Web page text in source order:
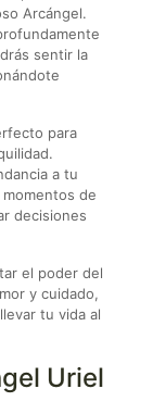
Arcángel.
sentir la
para
a tu
de
decisiones
el poder del
y cuidado,
tu vida al
Uriel